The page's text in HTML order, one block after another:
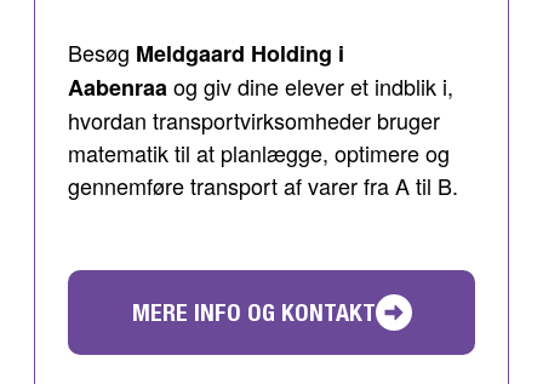
Besøg Meldgaard Holding i
Aabenraaog giv dine elever et indblik i,
hvordan transportvirksomheder bruger
matematik til at planlægge, optimere og
gennemføre transport af varer fra A til B.
MERE INFO OG KONTAKT